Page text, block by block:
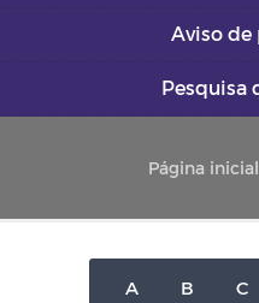
Aviso de
Pesquisa
Página inicial
A B C